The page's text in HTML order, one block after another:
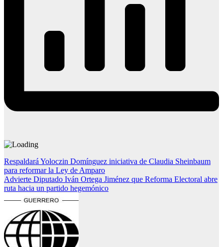
Navegación
de
entradas
Respaldará Yoloczin Domínguez iniciativa de Claudia Sheinbaum
para reformar la Ley de Amparo
Advierte Diputado Iván Ortega Jiménez que Reforma Electoral abre
ruta hacia un partido hegemónico